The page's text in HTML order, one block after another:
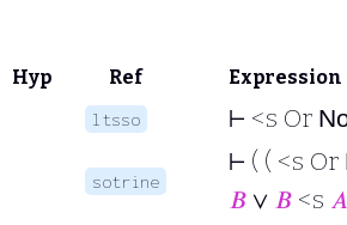
Hyp Ref Expression
ltsso ⊢ <s Or
sotrine
⊢ ( ( <s Or
𝐵 ∨ 𝐵 <s 𝐴